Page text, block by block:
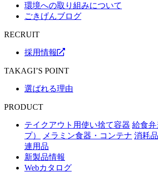
環境への取り組みについて
ごきげんブログ
RECRUIT
採用情報
TAKAGI’S POINT
選ばれる理由
PRODUCT
テイクアウト用使い捨て容器 給食弁
プ）
メラミン食器・コンテナ 消耗
連用品
新製品情報
Webカタログ